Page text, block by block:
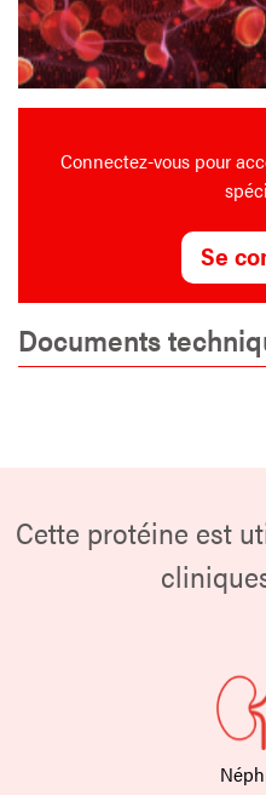
Connectez-vous pour
Se
Documents
Cette protéine est